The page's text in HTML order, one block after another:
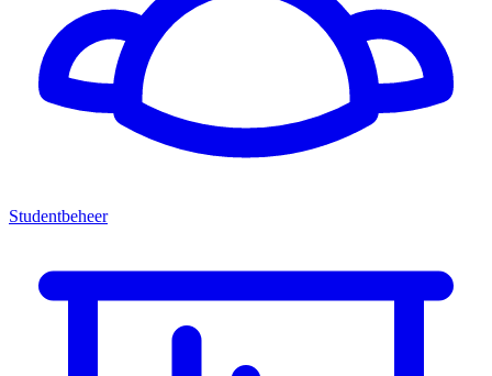
Studentbeheer